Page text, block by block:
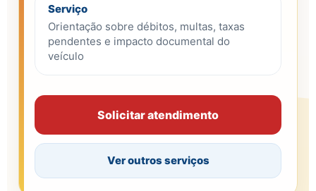
Serviço
Orientação sobre débitos, multas, taxas
pendentes e impacto documental do
veículo
Solicitar atendimento
Ver outros serviços